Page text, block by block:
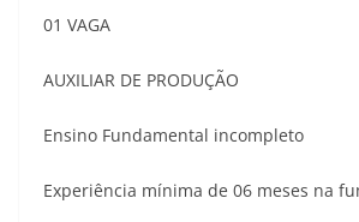
01 VAGA
AUXILIAR DE PRODUÇÃO
Ensino Fundamental incompleto
Experiência mínima de 06 meses na